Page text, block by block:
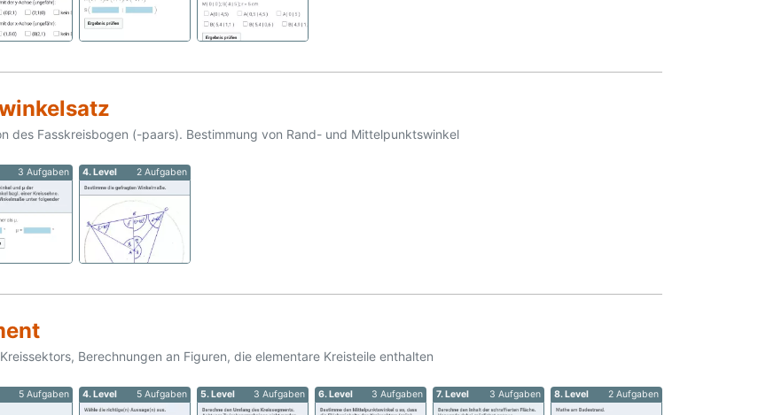
des Fasskreisbogen (-paars). Bestimmung von Rand- und Mittelpunktswinkel
3 Aufgaben 4. Level 2 Aufgaben
Berechnungen an Figuren, die elementare Kreisteile enthalten
5 Aufgaben 4. Level 5 Aufgaben 5. Level 3 Aufgaben 6. Level 3 Aufgaben 7. Level 3 Aufgaben 8. Level 2 Aufgaben